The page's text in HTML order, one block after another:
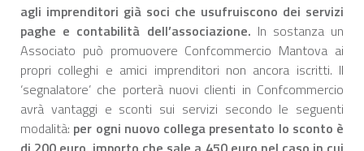
agli imprenditori già soci che usufruiscono dei servizi
paghe e contabilità dell’associazione. In sostanza un
Associato può promuovere Confcommercio Mantova ai
propri colleghi e amici imprenditori non ancora iscritti. Il
‘segnalatore’ che porterà nuovi clienti in Confcommercio
avrà vantaggi e sconti sui servizi secondo le seguenti
modalità: per ogni nuovo collega presentato lo sconto è